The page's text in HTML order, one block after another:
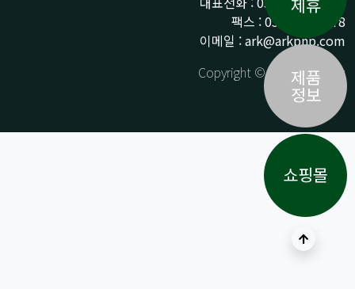
팩스 : 031-359-9778
이메일 : ark@arkpnp.com
Copyright © ARK All Rights
Reserved.
상단으로
제휴
제품
정보
쇼핑몰